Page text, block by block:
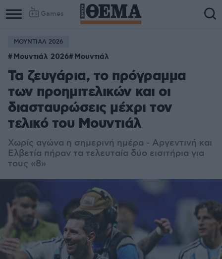
Games
ΜΟΥΝΤΙΑΛ 2026
Μουντιάλ 2026 Μουντιάλ
Τα ζευγάρια, το πρόγραμμα
των προημιτελικών και οι
διασταυρώσεις μέχρι τον
τελικό του Μουντιάλ
Χωρίς αγώνα η σημερινή ημέρα - Αργεντινή και
Ελβετία πήραν τα τελευταία δύο εισιτήρια για
τους «8»